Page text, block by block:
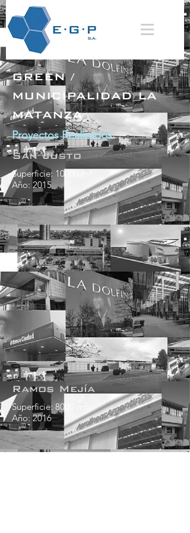
GREEN /
MUNICIPALIDAD LA
MATANZA
Proyectos Realizados
San Justo
Superficie: 10000 m²
Año: 2015
Ramos Mejía
Superficie: 8000 m²
Año: 2016